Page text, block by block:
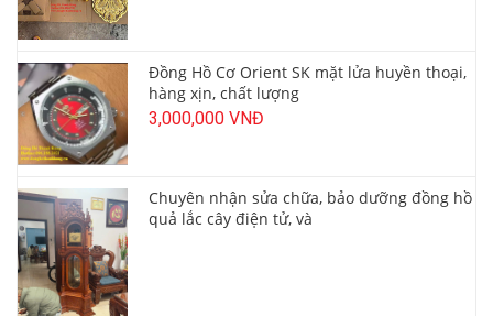
Đồng Hồ Cơ Orient SK mặt lửa huyền thoại,
hàng xịn, chất lượng
3,000,000 VNĐ
Chuyên nhận sửa chữa, bảo dưỡng đồng hồ
quả lắc cây điện tử, và